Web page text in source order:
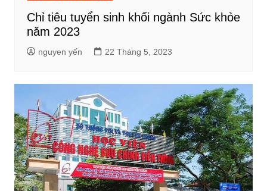
Chỉ tiêu tuyển sinh khối ngành Sức khỏe
năm 2023
nguyen yến 22 Tháng 5, 2023